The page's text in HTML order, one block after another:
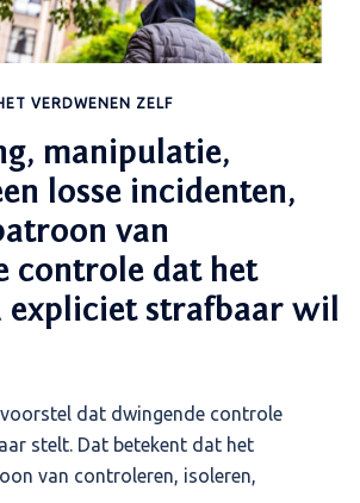
VERDWENEN ZELF
manipulatie,
losse incidenten,
van
controle dat het
expliciet strafbaar wil
dat dwingende controle
stelt. Dat betekent dat het
van controleren, isoleren,